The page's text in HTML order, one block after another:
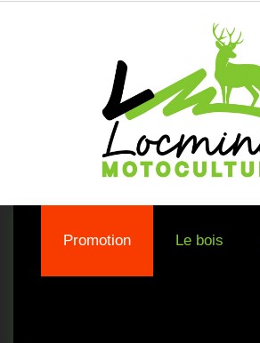
Promotion Le bois